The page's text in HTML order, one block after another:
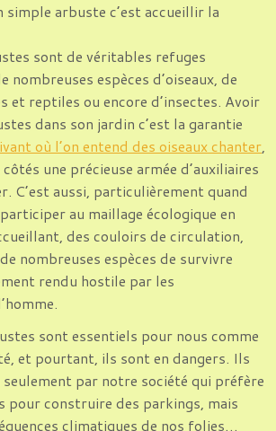
simple arbuste c’est accueillir la
sont de véritables refuges
nombreuses espèces d’oiseaux, de
et reptiles ou encore d’insectes. Avoir
dans son jardin c’est la garantie
où l’on entend des oiseaux chanter,
côtés une précieuse armée d’auxiliaires
C’est aussi, particulièrement quand
au maillage écologique en
des couloirs de circulation,
nombreuses espèces de survivre
rendu hostile par les
sont essentiels pour nous comme
et pourtant, ils sont en dangers. Ils
seulement par notre société qui préfère
pour construire des parkings, mais
climatiques de nos folies…